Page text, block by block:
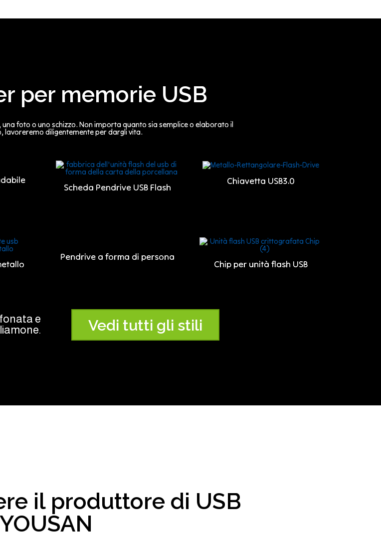
per memorie USB
foto o uno schizzo. Non importa quanto sia semplice o elaborato il
lavoreremo diligentemente per dargli vita.
Scheda Pendrive USB Flash
Chiavetta USB3.0
Pendrive a forma di persona
Chip per unità flash USB
e
Vedi tutti gli stili
il produttore di USB
YOUSAN